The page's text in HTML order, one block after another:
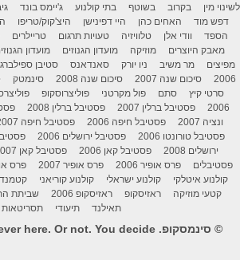
לשינוי מין
בקרוב בשוטף בתי קולנוע ג'יימס בונד
דפש מוד
האחים כהן היי דפינישן היצ'קוק/טריפו
הספד
וודי אלן טלוויזיה טעויות תרגום טריילרים
מאבק היוצרים
מוזיקה מועדון הגנוזים מועדון הגנוזים
מפיצים
מר משיב ניו יורק סאנדאנס סטיבן ספילברג
2006
סיכום שנה 2007 סיכום שנה 2008 סינמטק
סרטי קיץ
סתם פול מקרטני פוליצרוסקופ
2006
פסטיבל ברלין 2007 פסטיבל ברלין 2008
ונציה 2007
פסטיבל חיפה 2006 פסטיבל חיפה 2007
פסטיבל טורונטו 2006
פסטיבל ירושלים 2006 פסטיבל
ירושלים 2008
פסטיבל קאן 2006 פסטיבל קאן 2007
פסטיבלים
פרס אופיר 2006 פרס אופיר 2007 פרס
קולנוע איטלקי
קולנוע ישראלי קולנוע קוריאני
קטעי מוזיקה
ראזיסקופ ראזיסקופ 2006 שביתת
תאילנד
תיעודי תסריטאות
© סינמסקופ. Say something clever here. Or not. You decide.